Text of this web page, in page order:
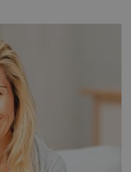
zakončit
nebo v